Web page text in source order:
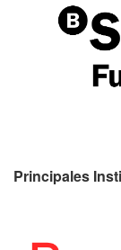
Principales